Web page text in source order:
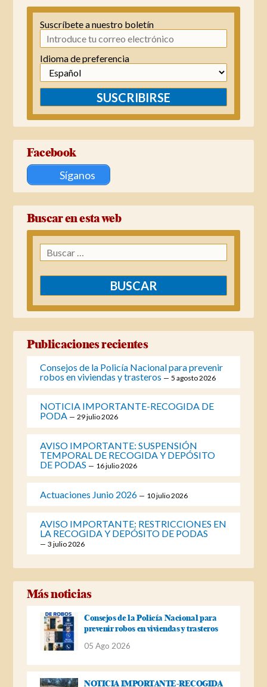
Suscríbete a nuestro boletín
Idioma de preferencia
SUSCRIBIRSE
Facebook
Síganos
Buscar en esta web
Buscar:
Publicaciones recientes
Consejos de la Policía Nacional para prevenir
robos en viviendas y trasteros
5 agosto 2026
NOTICIA IMPORTANTE-RECOGIDA DE
PODA
29 julio 2026
AVISO IMPORTANTE: SUSPENSIÓN
TEMPORAL DE RECOGIDA Y DEPÓSITO
DE PODAS
16 julio 2026
Actuaciones Junio 2026 10 julio 2026
AVISO IMPORTANTE: RESTRICCIONES EN
LA RECOGIDA Y DEPÓSITO DE PODAS
3 julio 2026
Más noticias
Consejos de la Policía Nacional para
prevenir robos en viviendas y trasteros
05 Ago 2026
NOTICIA IMPORTANTE-RECOGIDA